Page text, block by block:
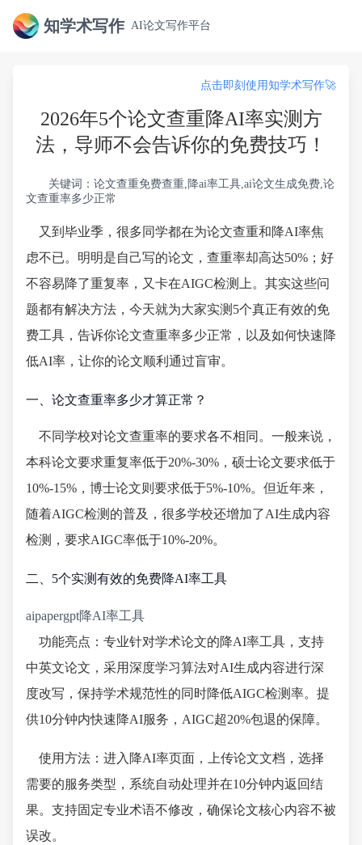
知学术写作 AI论文写作平台
点击即刻使用知学术写作🚀
2026年5个论文查重降AI率实测方
法，导师不会告诉你的免费技巧！
关键词：论文查重免费查重,降ai率工具,ai论文生成免费,论
文查重率多少正常
又到毕业季，很多同学都在为论文查重和降AI率焦
虑不已。明明是自己写的论文，查重率却高达50%；好
不容易降了重复率，又卡在AIGC检测上。其实这些问
题都有解决方法，今天就为大家实测5个真正有效的免
费工具，告诉你论文查重率多少正常，以及如何快速降
低AI率，让你的论文顺利通过盲审。
一、论文查重率多少才算正常？
不同学校对论文查重率的要求各不相同。一般来说，
本科论文要求重复率低于20%-30%，硕士论文要求低于
10%-15%，博士论文则要求低于5%-10%。但近年来，
随着AIGC检测的普及，很多学校还增加了AI生成内容
检测，要求AIGC率低于10%-20%。
二、5个实测有效的免费降AI率工具
aipapergpt降AI率工具
功能亮点：专业针对学术论文的降AI率工具，支持
中英文论文，采用深度学习算法对AI生成内容进行深
度改写，保持学术规范性的同时降低AIGC检测率。提
供10分钟内快速降AI服务，AIGC超20%包退的保障。
使用方法：进入降AI率页面，上传论文文档，选择
需要的服务类型，系统自动处理并在10分钟内返回结
果。支持固定专业术语不修改，确保论文核心内容不被
误改。